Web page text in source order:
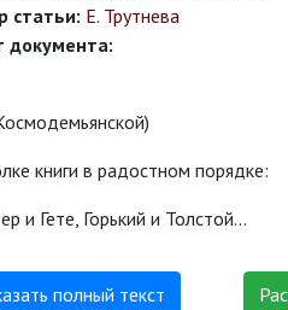
статьи: Е. Трутнева
документа:
книги в радостном порядке:
и Гете, Горький и Толстой...
полный текст